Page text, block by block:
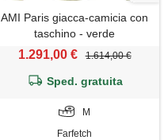
AMI Paris giacca-camicia con
taschino - verde
1.291,00 € 1.614,00 €
Sped. gratuita
M
Farfetch